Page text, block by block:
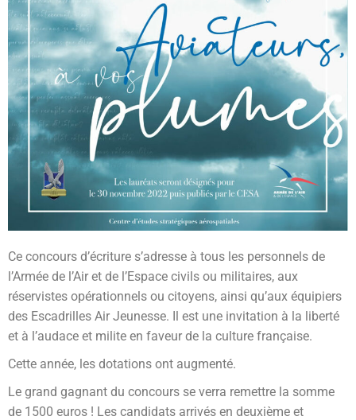
Ce concours d’écriture s’adresse à tous les personnels de
l’Armée de l’Air et de l’Espace civils ou militaires, aux
réservistes opérationnels ou citoyens, ainsi qu’aux équipiers
des Escadrilles Air Jeunesse. Il est une invitation à la liberté
et à l’audace et milite en faveur de la culture française.
Cette année, les dotations ont augmenté.
Le grand gagnant du concours se verra remettre la somme
de 1500 euros ! Les candidats arrivés en deuxième et